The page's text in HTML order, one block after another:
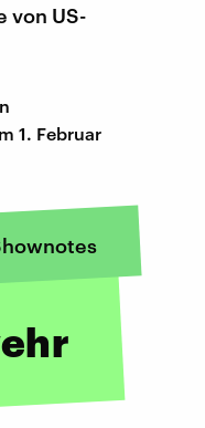
von US-
1. Februar